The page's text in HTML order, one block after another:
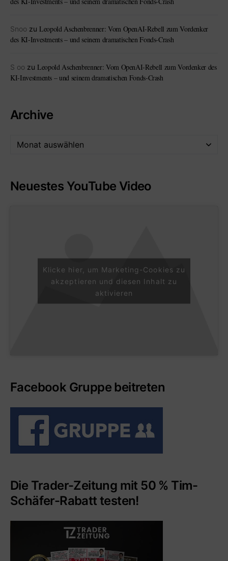
Snoo zu Leopold Aschenbrenner: Vom OpenAI-Rebell zum Vordenker
des KI-Investments – und seinem dramatischen Fonds-Crash
S oo zu Leopold Aschenbrenner: Vom OpenAI-Rebell zum Vordenker des
KI-Investments – und seinem dramatischen Fonds-Crash
Archive
Neuestes YouTube Video
Klicke hier, um Marketing-Cookies zu
akzeptieren und diesen Inhalt zu
aktivieren
Facebook Gruppe beitreten
Die Trader-Zeitung mit 50 % Tim-
Schäfer-Rabatt testen!